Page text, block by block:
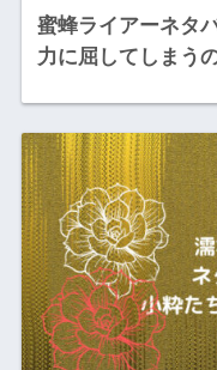
蜜蜂ライアーネタ
力に屈してしまう